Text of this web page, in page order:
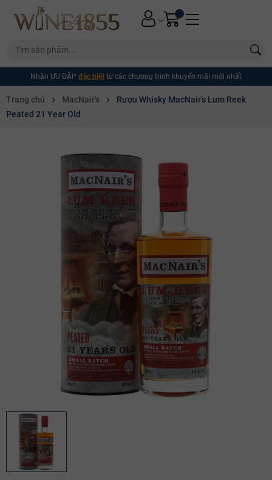
Nhận ƯU ĐÃI* đặc biệt từ các chương trình khuyến mãi mới nhất
Trang chủ MacNair's
Rượu Whisky MacNair’s Lum Reek
Peated 21 Year Old